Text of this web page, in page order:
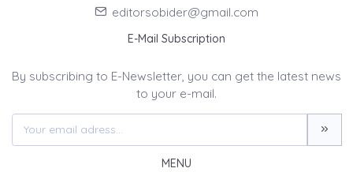
editorsobider@gmail.com
E-Mail Subscription
By subscribing to E-Newsletter, you can get the latest news
to your e-mail.
MENU